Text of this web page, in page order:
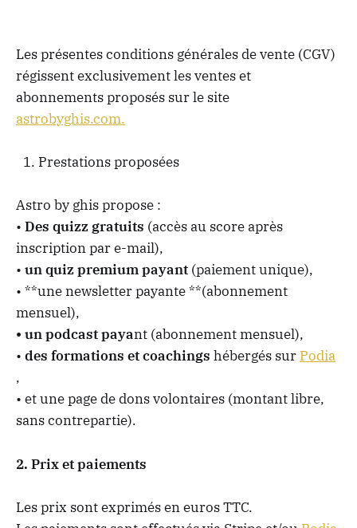
Les présentes conditions générales de vente (CGV)
régissent exclusivement les ventes et
abonnements proposés sur le site
astrobyghis.com.
Prestations proposées
Astro by ghis propose :
• Des quizz gratuits (accès au score après
inscription par e-mail),
• un quiz premium payant (paiement unique),
• **une newsletter payante **(abonnement
mensuel),
• un podcast payant (abonnement mensuel),
• des formations et coachings hébergés sur Podia
,
• et une page de dons volontaires (montant libre,
sans contrepartie).
2. Prix et paiements
Les prix sont exprimés en euros TTC.